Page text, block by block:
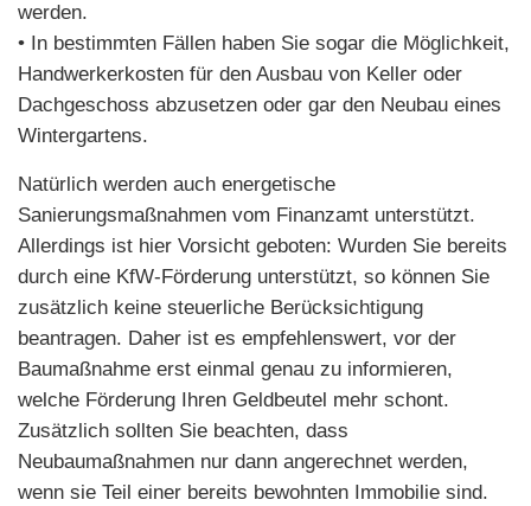
werden.
• In bestimmten Fällen haben Sie sogar die Möglichkeit,
Handwerkerkosten für den Ausbau von Keller oder
Dachgeschoss abzusetzen oder gar den Neubau eines
Wintergartens.
Natürlich werden auch energetische
Sanierungsmaßnahmen vom Finanzamt unterstützt.
Allerdings ist hier Vorsicht geboten: Wurden Sie bereits
durch eine KfW-Förderung unterstützt, so können Sie
zusätzlich keine steuerliche Berücksichtigung
beantragen. Daher ist es empfehlenswert, vor der
Baumaßnahme erst einmal genau zu informieren,
welche Förderung Ihren Geldbeutel mehr schont.
Zusätzlich sollten Sie beachten, dass
Neubaumaßnahmen nur dann angerechnet werden,
wenn sie Teil einer bereits bewohnten Immobilie sind.